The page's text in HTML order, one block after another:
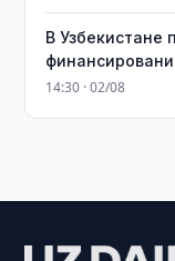
В Узбекистане
14:30 · 02/08